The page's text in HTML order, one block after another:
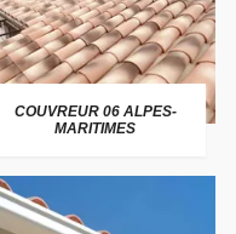
COUVREUR 06 ALPES-
MARITIMES